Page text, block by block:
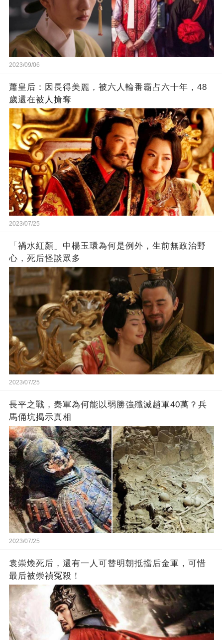
2023/09/06
蕭皇后：因長得美麗，被六人輪番霸占六十年，48
歲還在被人搶奪
2023/07/25
「禍水紅顏」中楊玉環為何是例外，生前無政治野
心，死后怪談眾多
2023/07/25
長平之戰，秦軍為何能以弱勝強殲滅趙軍40萬？兵
馬俑坑揭示真相
2023/07/25
袁崇煥死后，還有一人可替明朝抵擋后金軍，可惜
最后被崇禎冤殺！